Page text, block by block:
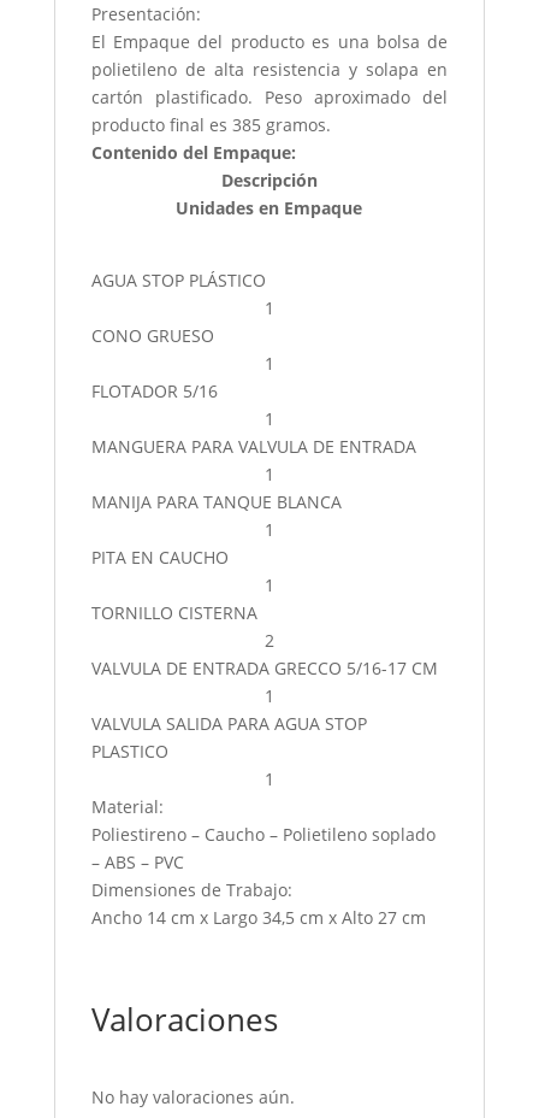
Presentación:
El Empaque del producto es una bolsa de
polietileno de alta resistencia y solapa en
cartón plastificado. Peso aproximado del
producto final es 385 gramos.
Contenido del Empaque:
Descripción
Unidades en Empaque
AGUA STOP PLÁSTICO
1
CONO GRUESO
1
FLOTADOR 5/16
1
MANGUERA PARA VALVULA DE ENTRADA
1
MANIJA PARA TANQUE BLANCA
1
PITA EN CAUCHO
1
TORNILLO CISTERNA
2
VALVULA DE ENTRADA GRECCO 5/16-17 CM
1
VALVULA SALIDA PARA AGUA STOP
PLASTICO
1
Material:
Poliestireno – Caucho – Polietileno soplado
– ABS – PVC
Dimensiones de Trabajo:
Ancho 14 cm x Largo 34,5 cm x Alto 27 cm
Valoraciones
No hay valoraciones aún.